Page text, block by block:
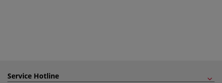
Service Hotline